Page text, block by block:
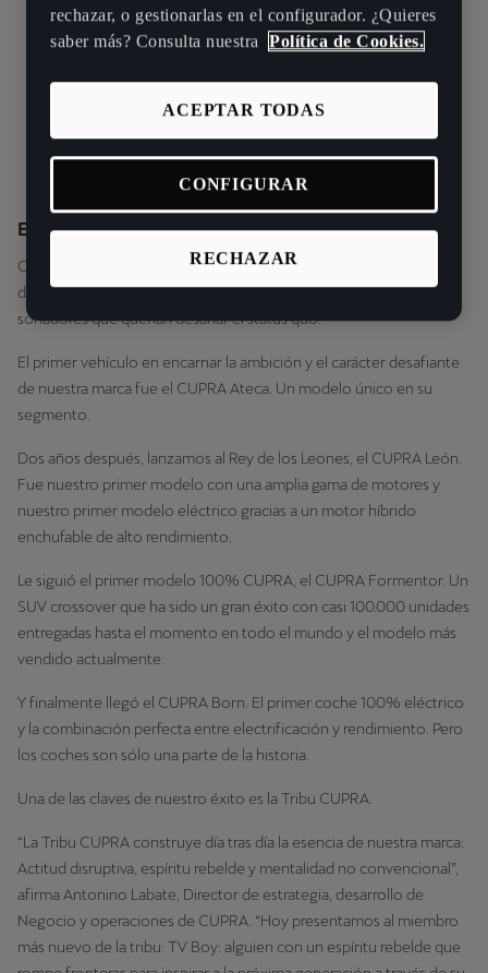
El increíble viaje de CUPRA.
CUPRA se lanzó en 2018 con la ambición de reinventar la
deportividad contemporánea, impulsada por unos pocos
soñadores que querían desafiar el status quo.
El primer vehículo en encarnar la ambición y el carácter desafiante
de nuestra marca fue el CUPRA Ateca. Un modelo único en su
segmento.
Dos años después, lanzamos al Rey de los Leones, el CUPRA León.
Fue nuestro primer modelo con una amplia gama de motores y
nuestro primer modelo eléctrico gracias a un motor híbrido
enchufable de alto rendimiento.
Le siguió el primer modelo 100% CUPRA, el CUPRA Formentor. Un
SUV crossover que ha sido un gran éxito con casi 100.000 unidades
entregadas hasta el momento en todo el mundo y el modelo más
vendido actualmente.
Y finalmente llegó el CUPRA Born. El primer coche 100% eléctrico
y la combinación perfecta entre electrificación y rendimiento. Pero
los coches son sólo una parte de la historia.
Una de las claves de nuestro éxito es la Tribu CUPRA.
“La Tribu CUPRA construye día tras día la esencia de nuestra marca:
Actitud disruptiva, espíritu rebelde y mentalidad no convencional”,
afirma Antonino Labate, Director de estrategia, desarrollo de
Negocio y operaciones de CUPRA. “Hoy presentamos al miembro
más nuevo de la tribu: TV Boy: alguien con un espíritu rebelde que
rechazar, o gestionarlas en el configurador. ¿Quieres
saber más? Consulta nuestra
Política de Cookies.
RECHAZAR
ACEPTAR TODAS
CONFIGURAR